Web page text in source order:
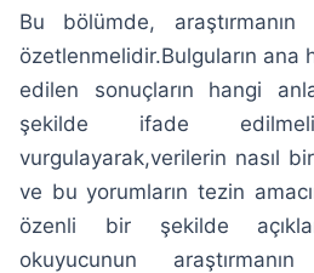
Bu bölümde,
özetlenmelidir.Bulguların ana
edilen sonuçların hangi
şekilde ifade
vurgulayarak,verilerin nasıl
ve bu yorumların tezin
özenli bir şekilde
okuyucunun